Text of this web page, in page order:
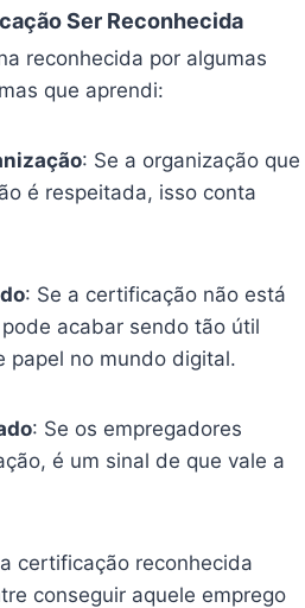
Ser Reconhecida
reconhecida por algumas
que aprendi:
: Se a organização que
é respeitada, isso conta
: Se a certificação não está
acabar sendo tão útil
papel no mundo digital.
: Se os empregadores
é um sinal de que vale a
certificação reconhecida
conseguir aquele emprego